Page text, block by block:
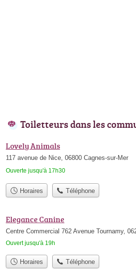
Toiletteurs dans les
Lovely Animals
117 avenue de Nice, 06800 Cagnes-sur-Mer
Ouverte jusqu'à 17h30
Horaires Téléphone
Elegance Canine
Centre Commercial 762 Avenue Tournamy,
Ouvert jusqu'à 19h
Horaires Téléphone